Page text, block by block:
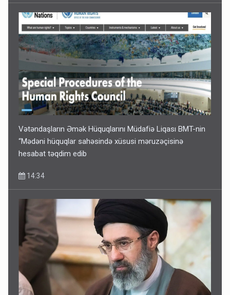
Vətəndaşların Əmək Hüquqlarını Müdafiə Liqası BMT-nin
“Mədəni hüquqlar sahəsində xüsusi məruzəçisinə
hesabat təqdim edib
14:34